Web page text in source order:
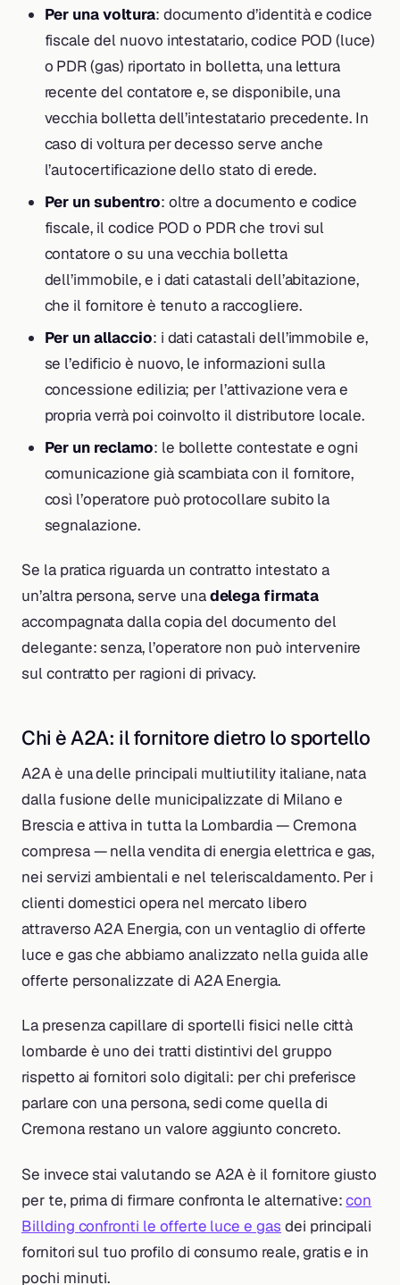
Per una voltura: documento d’identità e codice
fiscale del nuovo intestatario, codice POD (luce)
o PDR (gas) riportato in bolletta, una lettura
recente del contatore e, se disponibile, una
vecchia bolletta dell’intestatario precedente. In
caso di voltura per decesso serve anche
l’autocertificazione dello stato di erede.
Per un subentro: oltre a documento e codice
fiscale, il codice POD o PDR che trovi sul
contatore o su una vecchia bolletta
dell’immobile, e i dati catastali dell’abitazione,
che il fornitore è tenuto a raccogliere.
Per un allaccio: i dati catastali dell’immobile e,
se l’edificio è nuovo, le informazioni sulla
concessione edilizia; per l’attivazione vera e
propria verrà poi coinvolto il distributore locale.
Per un reclamo: le bollette contestate e ogni
comunicazione già scambiata con il fornitore,
così l’operatore può protocollare subito la
segnalazione.
Se la pratica riguarda un contratto intestato a
un’altra persona, serve unadelega firmata
accompagnata dalla copia del documento del
delegante: senza, l’operatore non può intervenire
sul contratto per ragioni di privacy.
Chi è A2A: il fornitore dietro lo sportello
A2A è una delle principali multiutility italiane, nata
dalla fusione delle municipalizzate di Milano e
Brescia e attiva in tutta la Lombardia — Cremona
compresa — nella vendita di energia elettrica e gas,
nei servizi ambientali e nel teleriscaldamento. Per i
clienti domestici opera nel mercato libero
attraverso A2A Energia, con un ventaglio di offerte
luce e gas che abbiamo analizzato nella guida alle
offerte personalizzate di A2A Energia.
La presenza capillare di sportelli fisici nelle città
lombarde è uno dei tratti distintivi del gruppo
rispetto ai fornitori solo digitali: per chi preferisce
parlare con una persona, sedi come quella di
Cremona restano un valore aggiunto concreto.
Se invece stai valutando se A2A è il fornitore giusto
per te, prima di firmare confronta le alternative:con
Billding confronti le offerte luce e gas dei principali
fornitori sul tuo profilo di consumo reale, gratis e in
pochi minuti.